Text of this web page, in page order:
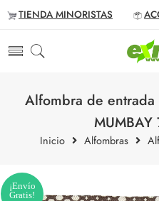
TIENDA MINORISTAS
Alfombra de
Inicio Alfombras
¡Envío
Gratis!